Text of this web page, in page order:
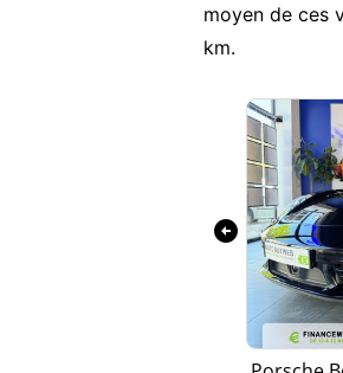
moyen de ces
km.
arrow_circle_left